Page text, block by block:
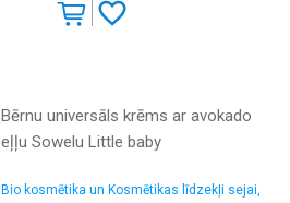
Bērnu universāls krēms ar avokado
eļļu Sowelu Little baby
Bio kosmētika un Kosmētikas līdzekļi sejai,